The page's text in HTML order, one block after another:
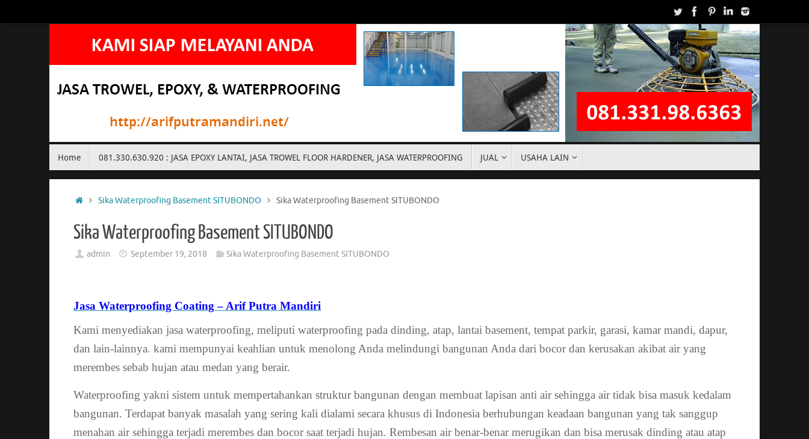
to
Home 081.330.630.920 : JASA EPOXY LANTAI, JASA TROWEL FLOOR HARDENER, JASA WATERPROOFING JUAL USAHA LAIN
HomeSika Waterproofing Basement SITUBONDO Sika Waterproofing Basement SITUBONDO
Sika Waterproofing Basement SITUBONDO
admin September 19, 2018 Sika Waterproofing Basement SITUBONDO
Jasa Waterproofing Coating – Arif Putra Mandiri
Kami menyediakan jasa waterproofing, meliputi waterproofing pada dinding, atap, lantai basement, tempat parkir, garasi, kamar mandi, dapur,
dan lain-lainnya. kami mempunyai keahlian untuk menolong Anda melindungi bangunan Anda dari bocor dan kerusakan akibat air yang
merembes sebab hujan atau medan yang berair.
Waterproofing yakni sistem untuk mempertahankan struktur bangunan dengan membuat lapisan anti air sehingga air tidak bisa masuk kedalam
bangunan. Terdapat banyak masalah yang sering kali dialami secara khusus di Indonesia berhubungan keadaan bangunan yang tak sanggup
menahan air sehingga terjadi merembes dan bocor saat terjadi hujan. Rembesan air benar-benar merugikan dan bisa merusak dinding atau atap